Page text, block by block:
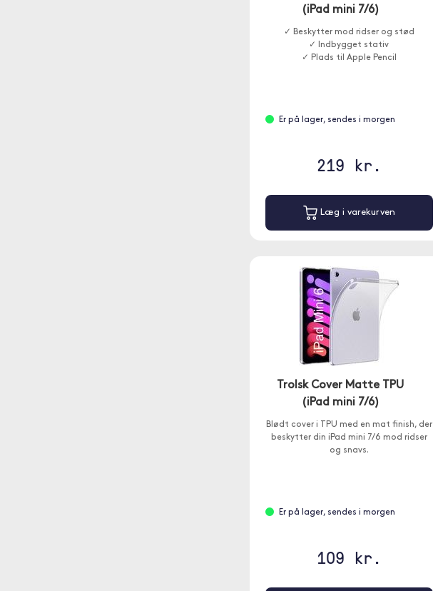
(iPad mini 7/6)
✓ Beskytter mod ridser og stød
✓ Indbygget stativ
✓ Plads til Apple Pencil
Er på lager, sendes i morgen
219 kr.
Læg i varekurven
Trolsk Cover Matte TPU
(iPad mini 7/6)
Blødt cover i TPU med en mat finish, der
beskytter din iPad mini 7/6 mod ridser
og snavs.
Er på lager, sendes i morgen
109 kr.